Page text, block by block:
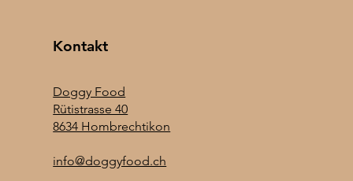
Kontakt
Doggy Food
Rütistrasse 40
8634 Hombrechtikon
info@doggyfood.ch